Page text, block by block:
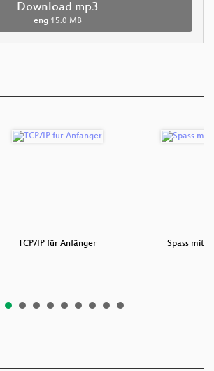
Download mp3
eng 15.0 MB
TCP/IP für Anfänger Spass mit